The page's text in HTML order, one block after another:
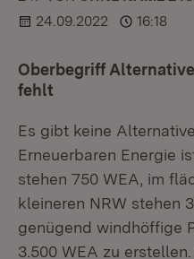
24.09.2022
16:18
Oberbegriff
fehlt
Es gibt keine
Erneuerbaren Energie
stehen 750 WEA, im
kleineren NRW stehen
genügend windhöffige
3.500 WEA zu